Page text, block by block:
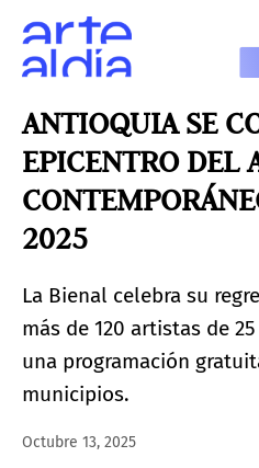
ANTIOQUIA SE
EPICENTRO DEL
2025
La Bienal celebra su
más de 120 artistas de
una programación
municipios.
Octubre 13, 2025